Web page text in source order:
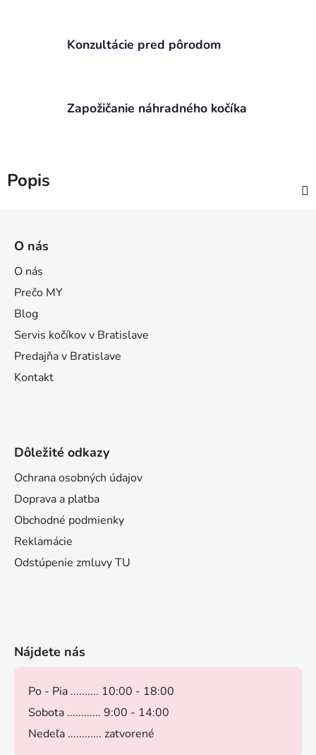
Konzultácie pred pôrodom
Zapožičanie náhradného kočíka
Popis
O nás
O nás
Prečo MY
Blog
Servis kočíkov v Bratislave
Predajňa v Bratislave
Kontakt
Dôležité odkazy
Ochrana osobných údajov
Doprava a platba
Obchodné podmienky
Reklamácie
Odstúpenie zmluvy TU
Nájdete nás
Po - Pia .......... 10:00 - 18:00
Sobota ............ 9:00 - 14:00
Nedeľa ............ zatvorené